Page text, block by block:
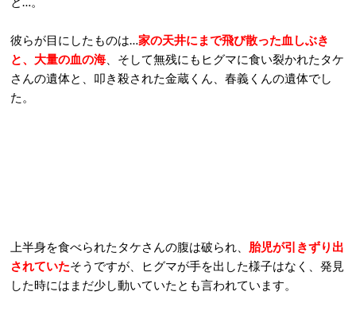
彼らが目にしたものは…家の天井にまで飛び散った血しぶき
と、大量の血の海 、そして無残にもヒグマに食い裂かれたタケ
さんの遺体と、叩き殺された金蔵くん、春義くんの遺体でし
た。
上半身を食べられたタケさんの腹は破られ、 胎児が引きずり出
されていたそうですが、ヒグマが手を出した様子はなく、発見
した時にはまだ少し動いていたとも言われています。